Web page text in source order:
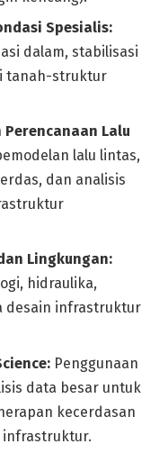
Spesialis:
dalam, stabilisasi
tanah-struktur
Lalu
lalu lintas,
dan analisis
Lingkungan:
hidraulika,
desain infrastruktur
Penggunaan
data besar untuk
kecerdasan
infrastruktur.